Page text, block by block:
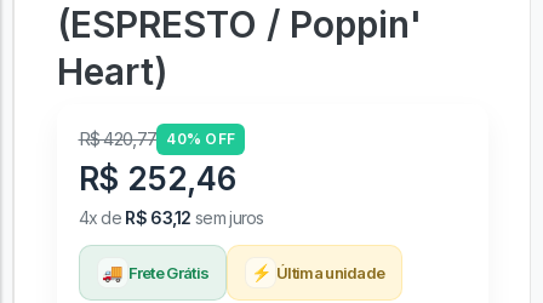
(ESPRESTO / Poppin'
Heart)
R$ 420,77 40% OFF
R$ 252,46
4x de R$ 63,12 sem juros
🚚 Frete Grátis ⚡ Última unidade